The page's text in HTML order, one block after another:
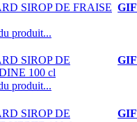
produit...
produit...